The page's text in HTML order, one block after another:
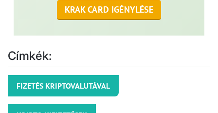
KRAK CARD IGÉNYLÉSE
Címkék:
FIZETÉS KRIPTOVALUTÁVAL